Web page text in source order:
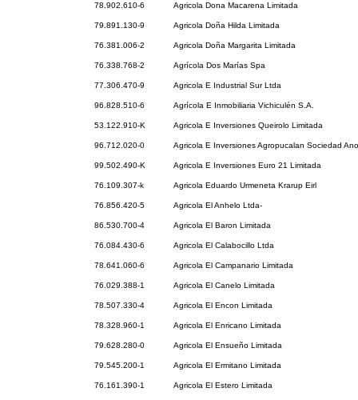
78.902.610-6 Agricola Dona Macarena Limitada
79.891.130-9 Agricola Doña Hilda Limitada
76.381.006-2 Agricola Doña Margarita Limitada
76.338.768-2 Agrícola Dos Marías Spa
77.306.470-9 Agricola E Industrial Sur Ltda
96.828.510-6 Agrícola E Inmobiliaria Vichiculén S.A.
53.122.910-K Agricola E Inversiones Queirolo Limitada
96.712.020-0 Agricola E Inversiones Agropucalan Sociedad
99.502.490-K Agricola E Inversiones Euro 21 Limitada
76.109.307-k Agricola Eduardo Urmeneta Krarup Eirl
76.856.420-5 Agricola El Anhelo Ltda-
86.530.700-4 Agricola El Baron Limitada
76.084.430-6 Agricola El Calabocillo Ltda
78.641.060-6 Agricola El Campanario Limitada
76.029.388-1 Agricola El Canelo Limitada
78.507.330-4 Agricola El Encon Limitada
78.328.960-1 Agricola El Enricano Limitada
79.628.280-0 Agricola El Ensueño Limitada
79.545.200-1 Agricola El Ermitano Limitada
76.161.390-1 Agricola El Estero Limitada